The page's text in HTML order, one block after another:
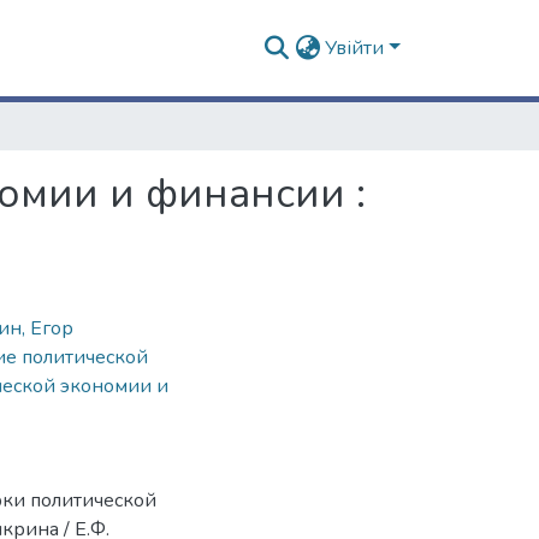
Увійти
и финансии :
Егор
политической
экономии и
политической
/ Е.Ф.